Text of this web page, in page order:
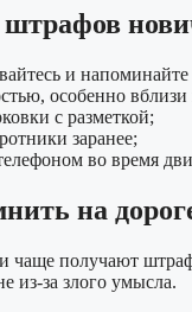
и
особенно вблизи
с разметкой;
заранее;
во время
на
чаще получают
из-за злого умысла.